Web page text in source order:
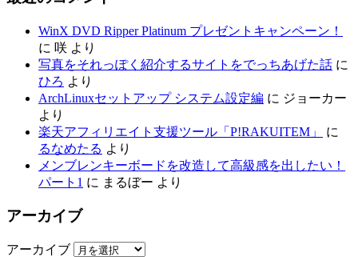
WinX DVD Ripper Platinum プレゼントキャンペーン！
に 咲 より
写真をそれっぽく紹介するサイトをでっちあげた話 に
ひろ より
ArchLinuxセットアップ システム設定編 に ジョーカー
より
楽天アフィリエイト支援ツール「P!RAKUITEM」
に
るなめたる より
メンブレンキーボードを改造して高級感を出したい！
パート1 に まるぼー より
アーカイブ
アーカイブ